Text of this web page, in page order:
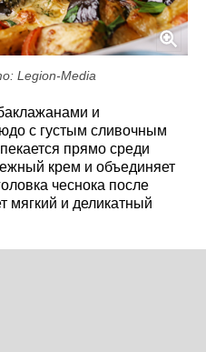
Legion-Media
и
с густым сливочным
прямо среди
крем и объединяет
чеснока после
мягкий и деликатный